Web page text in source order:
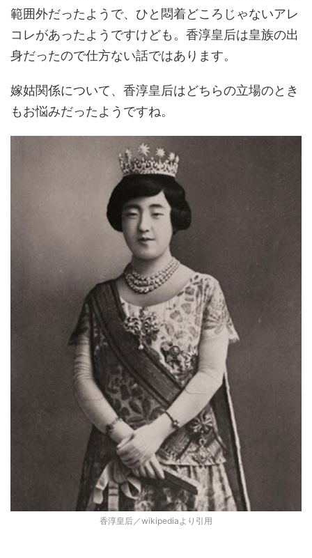
範囲外だったようで、ひと悶着どころじゃないアレ
コレがあったようですけども。香淳皇后は皇族の出
身だったので仕方ない話ではあります。
嫁姑関係について、香淳皇后はどちらの立場のとき
もお悩みだったようですね。
香淳皇后／wikipediaより引用